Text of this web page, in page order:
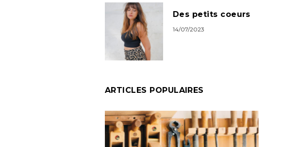
Des petits coeurs
14/07/2023
ARTICLES POPULAIRES